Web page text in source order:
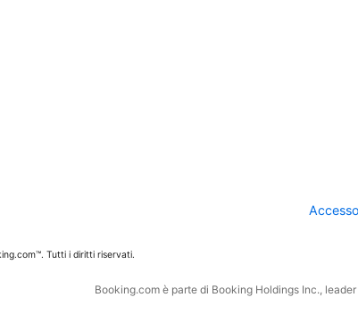
Tutti i diritti riservati.
Booking.com è parte di Booking Holdings Inc.,